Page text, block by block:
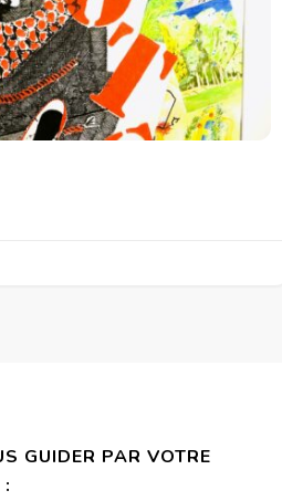
GUIDER PAR VOTRE